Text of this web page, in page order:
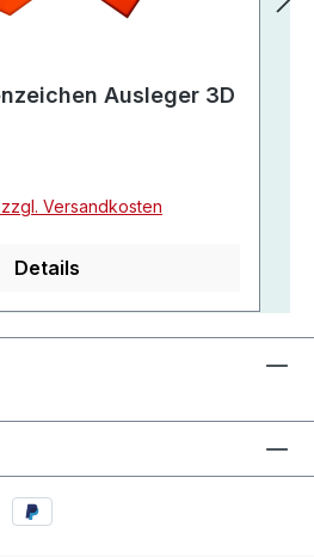
Ausleger 3D
Versandkosten
Details